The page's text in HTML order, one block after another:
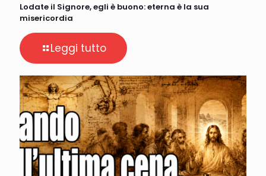
Lodate il Signore, egli è buono: eterna è la sua
misericordia
Leggi tutto